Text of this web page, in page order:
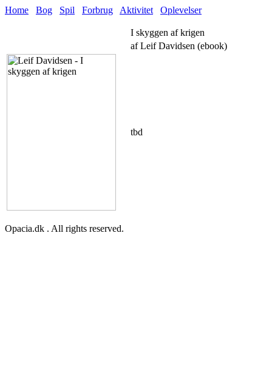
Home Bog Spil Forbrug Aktivitet Oplevelser
I skyggen af krigen
af Leif Davidsen (ebook)
tbd
Opacia.dk . All rights reserved.